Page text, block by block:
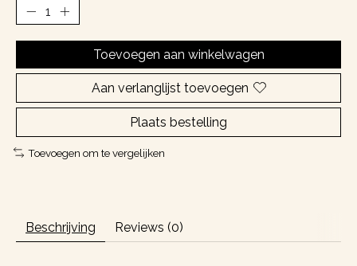
Toevoegen aan winkelwagen
Aan verlanglijst toevoegen
Plaats bestelling
Toevoegen om te vergelijken
Beschrijving Reviews (0)